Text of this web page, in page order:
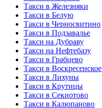
Такси в Железняки
Такси в Белую
Такси в Черносвитино
Такси в Подзавалье
Такси на Дубраву
Такси на Нефтебазу
Такси в Грабцево
Такси в Воскресенское
Такси в Лихуны
Такси в Крутицы
Такси в Секиотово
Такси в Калюпаново